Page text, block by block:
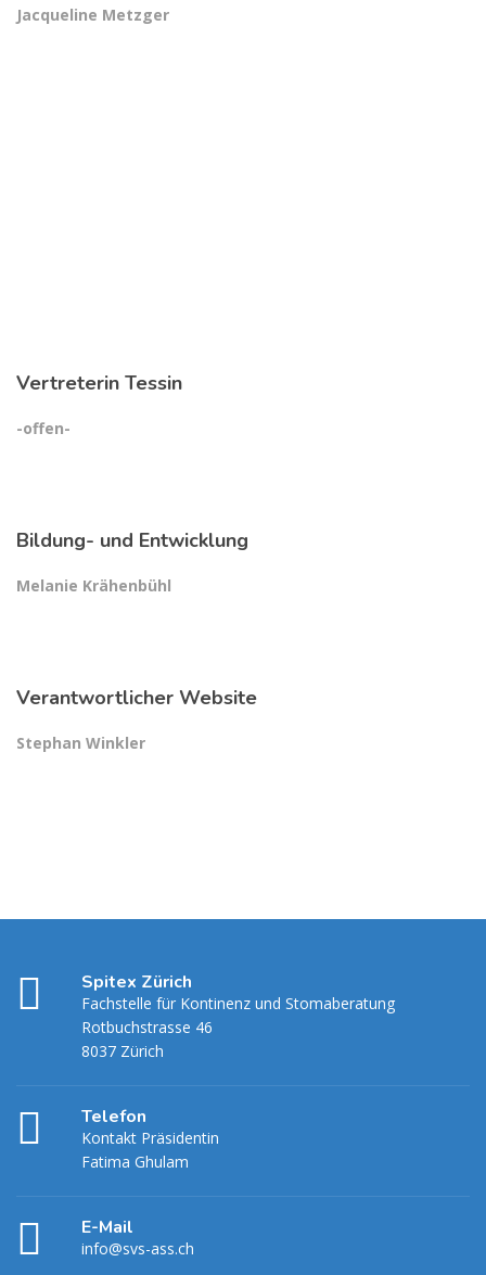
Jacqueline Metzger
Vertreterin Tessin
-offen-
Bildung- und Entwicklung
Melanie Krähenbühl
Verantwortlicher Website
Stephan Winkler
Spitex Zürich
Fachstelle für Kontinenz und Stomaberatung
Rotbuchstrasse 46
8037 Zürich
Telefon
Kontakt Präsidentin
Fatima Ghulam
E-Mail
info@svs-ass.ch